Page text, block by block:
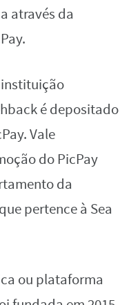
através da
é depositado
Vale
do PicPay
da
pertence à Sea
ou plataforma